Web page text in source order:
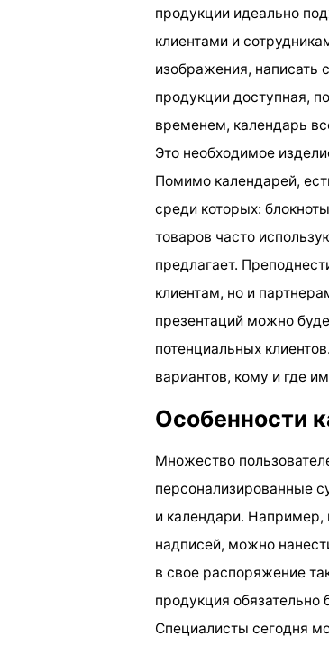
продукции идеально
клиентами и
изображения, написать
продукции доступная,
временем, календарь
Это необходимое
Помимо календарей,
среди которых:
товаров часто
предлагает.
клиентам, но и
презентаций можно
потенциальных
вариантов, кому и где
Особенности
Множество
персонализированные
и календари.
надписей, можно
в свое распоряжение
продукция
Специалисты сегодня